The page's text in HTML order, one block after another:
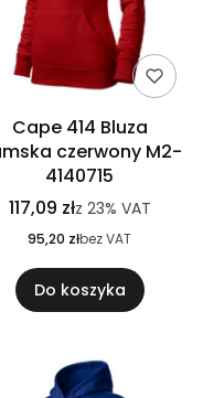
Cape 414 Bluza
czerwony M2-
4140715
117,09 złz 23% VAT
95,20 złbez VAT
Do koszyka